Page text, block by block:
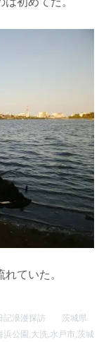
ていた。
記浪漫探訪
茨城県
浜公園 ,大洗,水戸市,茨城